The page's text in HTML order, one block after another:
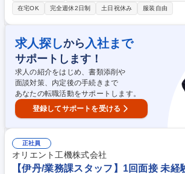
割程度） 【システム関連】■社内ネットワーク運用 ■PC入れ替え■社内IT
ヘルプデスク■セキュリティ関連対応■新規IT分野の
入提案等※基本的には業者へ委託しております。社
の窓口などのイメージです。 【事務関連】■専門医
理、認定試験、研修施設認定、更新等に関する事務
整、議題・ 資料取りまとめ、議事録作成等）■会員
営■会員からの電話、メール対応 募集職種 公益社団法人医学系学会【事務
局業務】医学知識不要・未経験歓迎!
在宅OK
完全週休2日制 土日祝休み 服装自由
求人探しから 入社まで
サポートします！
求人の紹介をはじめ、書類添削や
面談対策、内定後の手続きまで
あなたの転職活動をサポートします。
登録してサポートを受ける
正社員
オリエント工機株式会社
【伊丹/業務課スタッフ】1回面接 未経